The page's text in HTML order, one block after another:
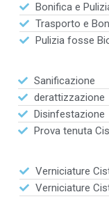
Bonifica e
Trasporto e
Pulizia fosse
Sanificazione
derattizzazione
Disinfestazione
Prova tenuta
Verniciature
Verniciature